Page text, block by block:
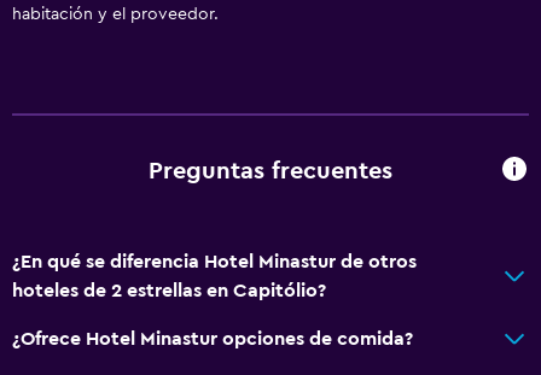
habitación y el proveedor.
Preguntas frecuentes
¿En qué se diferencia Hotel Minastur de otros
hoteles de 2 estrellas en Capitólio?
¿Ofrece Hotel Minastur opciones de comida?